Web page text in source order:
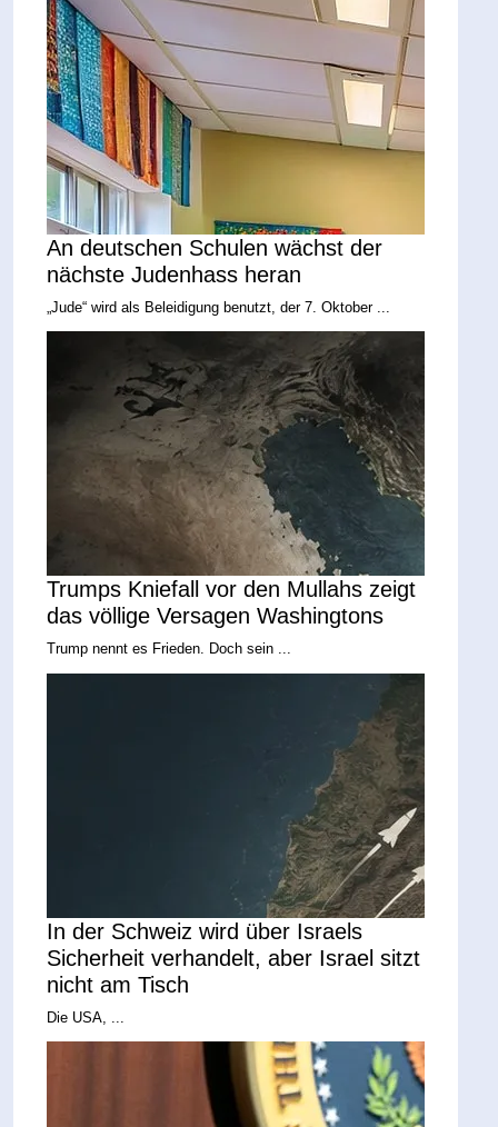
An deutschen Schulen wächst der
nächste Judenhass heran
„Jude“ wird als Beleidigung benutzt, der 7. Oktober ...
Trumps Kniefall vor den Mullahs zeigt
das völlige Versagen Washingtons
Trump nennt es Frieden. Doch sein ...
In der Schweiz wird über Israels
Sicherheit verhandelt, aber Israel sitzt
nicht am Tisch
Die USA, ...